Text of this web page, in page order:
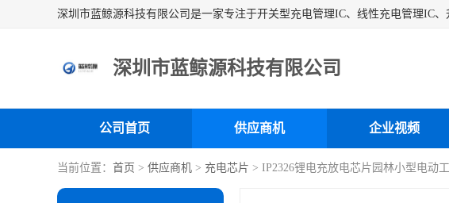
深圳市蓝鲸源科技有限公司
公司首页 供应商机 企业视频
当前位置： 首页 > 供应商机 > 充电芯片 > IP2326锂电充放电芯片园林小型电动